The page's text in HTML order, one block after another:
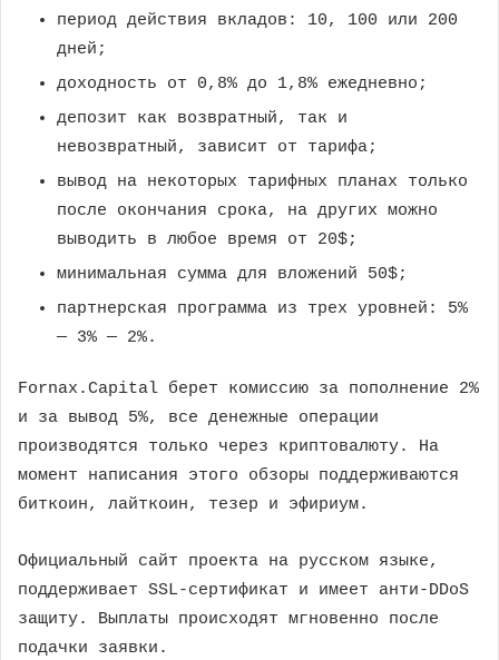
период действия вкладов: 10, 100 или 200
дней;
доходность от 0,8% до 1,8% ежедневно;
депозит как возвратный, так и
невозвратный, зависит от тарифа;
вывод на некоторых тарифных планах только
после окончания срока, на других можно
выводить в любое время от 20$;
минимальная сумма для вложений 50$;
партнерская программа из трех уровней: 5%
— 3% — 2%.
Fornax.Capital берет комиссию за пополнение 2%
и за вывод 5%, все денежные операции
производятся только через криптовалюту. На
момент написания этого обзоры поддерживаются
биткоин, лайткоин, тезер и эфириум.
Официальный сайт проекта на русском языке,
поддерживает SSL-сертификат и имеет анти-DDoS
защиту. Выплаты происходят мгновенно после
подачки заявки.